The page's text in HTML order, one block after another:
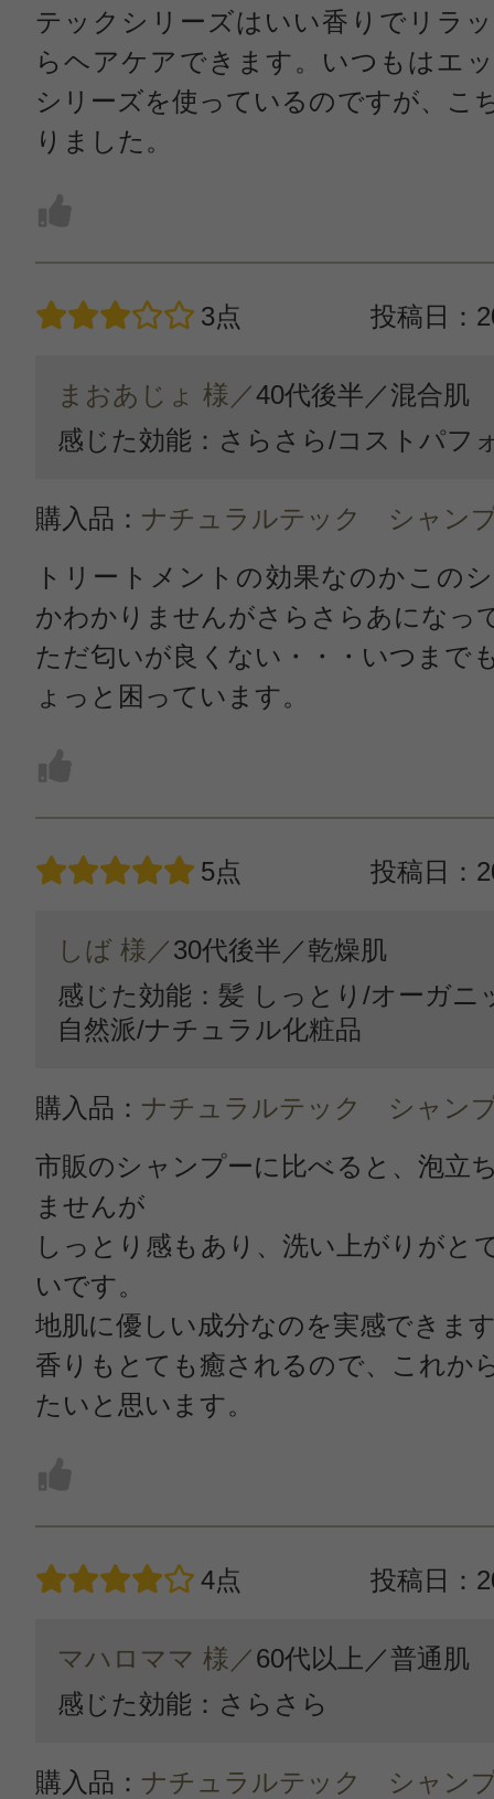
テックシリーズはいい香りでリラ
らヘアケアできます。いつもはエ
シリーズを使っているのですが、こ
りました。
3点 投稿日：
まおあじょ 様／40代後半／混合肌
感じた効能：さらさら/コストパフ
購入品： ナチュラルテック シャン
トリートメントの効果なのかこの
かわかりませんがさらさらあになっ
ただ匂いが良くない・・・いつまで
ょっと困っています。
5点 投稿日：
しば 様／30代後半／乾燥肌
感じた効能：髪 しっとり/オーガニ
自然派/ナチュラル化粧品
購入品： ナチュラルテック シャン
市販のシャンプーに比べると、泡立
ませんが
しっとり感もあり、洗い上がりがと
いです。
地肌に優しい成分なのを実感できま
香りもとても癒されるので、これか
たいと思います。
4点 投稿日：
マハロママ 様／60代以上／普通肌
感じた効能：さらさら
購入品： ナチュラルテック シャン